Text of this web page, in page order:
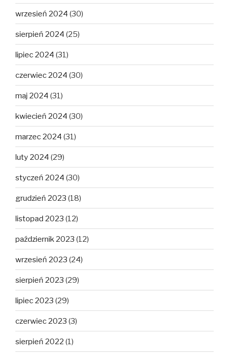
wrzesień 2024 (30)
sierpień 2024 (25)
lipiec 2024 (31)
czerwiec 2024 (30)
maj 2024 (31)
kwiecień 2024 (30)
marzec 2024 (31)
luty 2024 (29)
styczeń 2024 (30)
grudzień 2023 (18)
listopad 2023 (12)
październik 2023 (12)
wrzesień 2023 (24)
sierpień 2023 (29)
lipiec 2023 (29)
czerwiec 2023 (3)
sierpień 2022 (1)